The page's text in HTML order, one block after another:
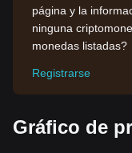
página y la
ninguna
monedas listadas?
Registrarse
Gráfico de